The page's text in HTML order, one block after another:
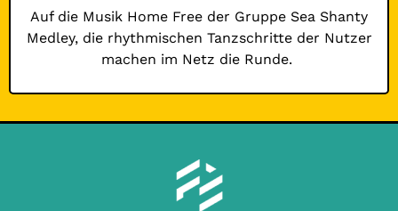
Auf die Musik Home Free der Gruppe Sea Shanty
Medley, die rhythmischen Tanzschritte der Nutzer
machen im Netz die Runde.